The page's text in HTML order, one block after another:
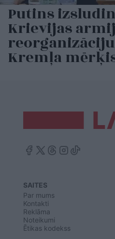
Putins
Krievijas
Kremļa
SAITES
Par mums
Kontakti
Reklāma
Noteikumi
Ētikas kodekss